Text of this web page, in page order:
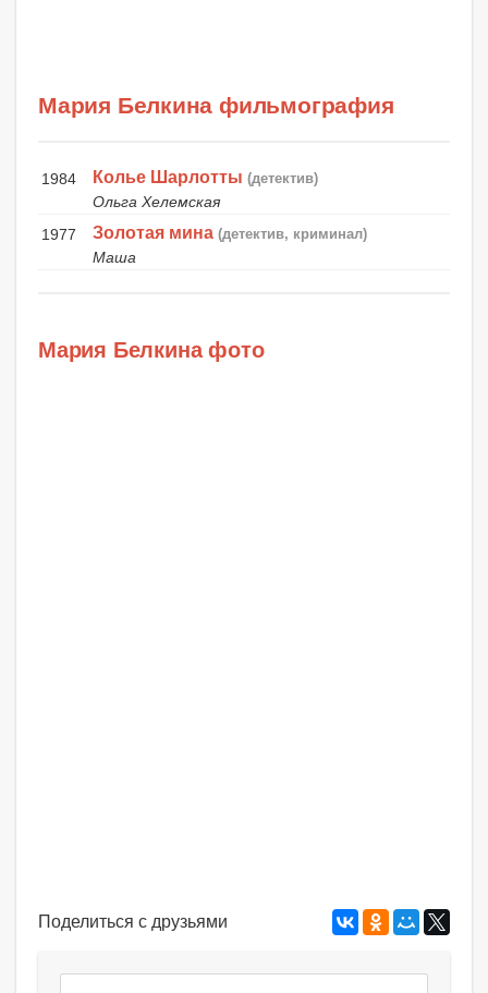
Мария Белкина фильмография
1984 Колье Шарлотты (детектив)
Ольга Хелемская
1977
Золотая мина (детектив, криминал)
Маша
Мария Белкина фото
Поделиться с друзьями